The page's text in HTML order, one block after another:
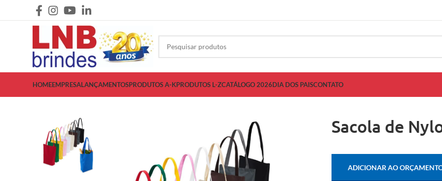
HOMEEMPRESALANÇAMENTOSPRODUTOS A-KPRODUTOS L-ZCATÁLOGO 2026DIA DOS PAISCONTATO
Sacola de
ADICIONAR AO